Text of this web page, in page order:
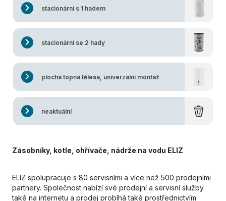
stacionární s 1 hadem
stacionární se 2 hady
plochá topná tělesa, univerzální montáž
neaktuální
Zásobníky, kotle, ohřívače, nádrže na vodu ELIZ
ELIZ spolupracuje s 80 servisními a více než 500 prodejními
partnery. Společnost nabízí své prodejní a servisní služby
také na internetu a prodej probíhá také prostřednictvím